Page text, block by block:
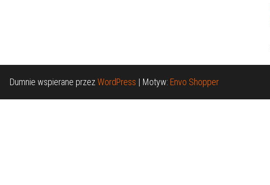
Dumnie wspierane przez WordPress | Motyw: Envo Shopper